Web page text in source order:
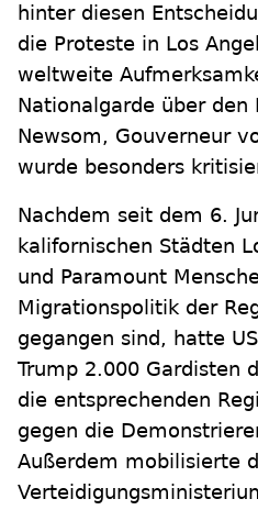
hinter diesen
die Proteste in Los
weltweite
Nationalgarde über den
Newsom, Gouverneur
wurde besonders
Nachdem seit dem 6.
kalifornischen Städten
und Paramount
Migrationspolitik der
gegangen sind, hatte
Trump 2.000 Gardisten
die entsprechenden
gegen die
Außerdem mobilisierte